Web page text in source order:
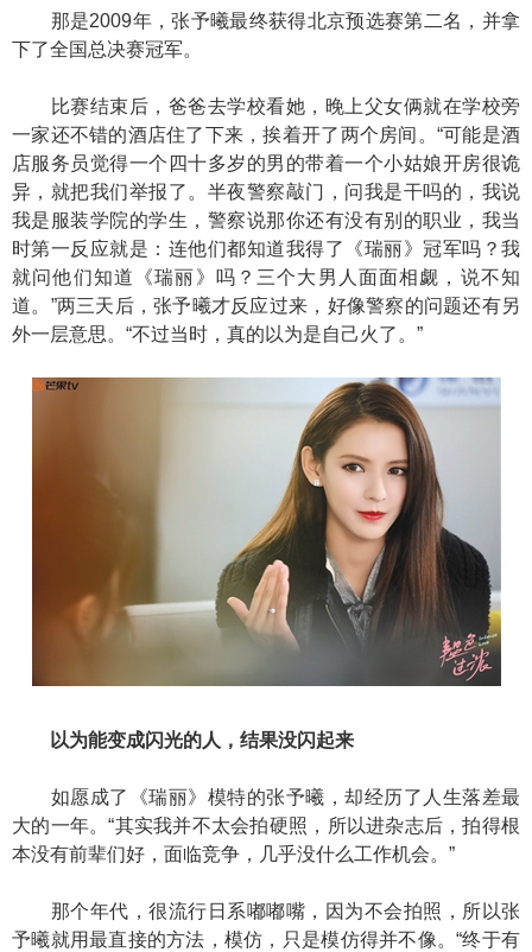
那是2009年，张予曦最终获得北京预选赛第二名，并拿
下了全国总决赛冠军。
比赛结束后，爸爸去学校看她，晚上父女俩就在学校旁
一家还不错的酒店住了下来，挨着开了两个房间。“可能是酒
店服务员觉得一个四十多岁的男的带着一个小姑娘开房很诡
异，就把我们举报了。半夜警察敲门，问我是干吗的，我说
我是服装学院的学生，警察说那你还有没有别的职业，我当
时第一反应就是：连他们都知道我得了《瑞丽》冠军吗？我
就问他们知道《瑞丽》吗？三个大男人面面相觑，说不知
道。”两三天后，张予曦才反应过来，好像警察的问题还有另
外一层意思。“不过当时，真的以为是自己火了。”
以为能变成闪光的人，结果没闪起来
如愿成了《瑞丽》模特的张予曦，却经历了人生落差最
大的一年。“其实我并不太会拍硬照，所以进杂志后，拍得根
本没有前辈们好，面临竞争，几乎没什么工作机会。”
那个年代，很流行日系嘟嘟嘴，因为不会拍照，所以张
予曦就用最直接的方法，模仿，只是模仿得并不像。“终于有